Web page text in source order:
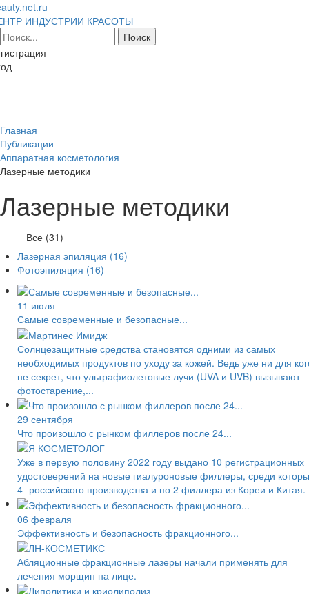
ИНДУСТРИИ КРАСОТЫ
Главная
Публикации
Аппаратная косметология
Лазерные методики
Лазерные методики
Все (31)
Лазерная эпиляция (16)
Фотоэпиляция (16)
11 июля
Самые современные и безопасные...
Солнцезащитные средства становятся одними из самых
необходимых продуктов по уходу за кожей. Ведь уже ни для
не секрет, что ультрафиолетовые лучи (UVA и UVB) вызывают
фотостарение,...
29 сентября
Что произошло с рынком филлеров после 24...
Уже в первую половину 2022 году выдано 10 регистрационных
удостоверений на новые гиалуроновые филлеры, среди
4 -российского производства и по 2 филлера из Кореи и Китая.
06 февраля
Эффективность и безопасность фракционного...
Абляционные фракционные лазеры начали применять для
лечения морщин на лице.